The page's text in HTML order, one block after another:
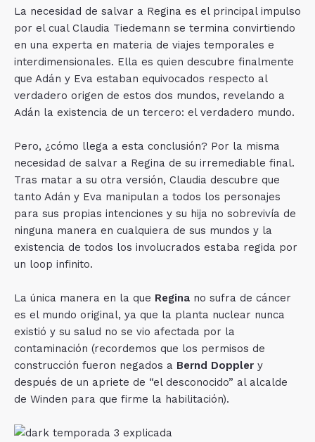
La necesidad de salvar a Regina es el principal impulso
por el cual Claudia Tiedemann se termina convirtiendo
en una experta en materia de viajes temporales e
interdimensionales. Ella es quien descubre finalmente
que Adán y Eva estaban equivocados respecto al
verdadero origen de estos dos mundos, revelando a
Adán la existencia de un tercero: el verdadero mundo.
Pero, ¿cómo llega a esta conclusión? Por la misma
necesidad de salvar a Regina de su irremediable final.
Tras matar a su otra versión, Claudia descubre que
tanto Adán y Eva manipulan a todos los personajes
para sus propias intenciones y su hija no sobrevivía de
ninguna manera en cualquiera de sus mundos y la
existencia de todos los involucrados estaba regida por
un loop infinito.
La única manera en la que Regina no sufra de cáncer
es el mundo original, ya que la planta nuclear nunca
existió y su salud no se vio afectada por la
contaminación (recordemos que los permisos de
construcción fueron negados a Bernd Doppler y
después de un apriete de “el desconocido” al alcalde
de Winden para que firme la habilitación).